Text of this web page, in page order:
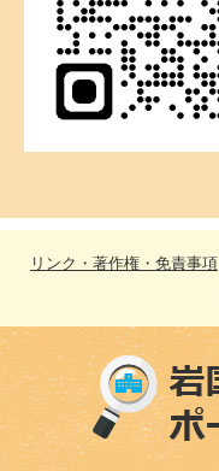
リンク・著作権・免責事項